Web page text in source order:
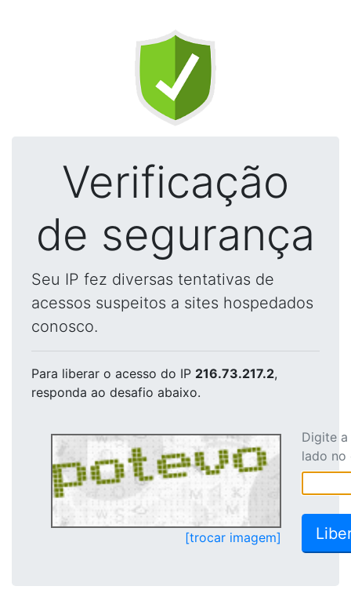
Verificação
de segurança
Seu IP fez diversas tentativas de
acessos suspeitos a sites hospedados
conosco.
Para liberar o acesso do IP 216.73.217.2,
responda ao desafio abaixo.
[trocar imagem]
Digite
lado no